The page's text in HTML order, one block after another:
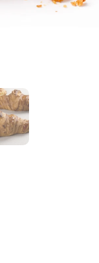
3
Mostra diapositiva 4